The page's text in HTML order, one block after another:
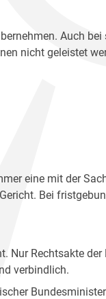
Auch
nicht geleistet
eine mit der
Bei
Nur Rechtsakte der
verbindlich.